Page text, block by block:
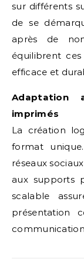
sur différents
de se
après de
équilibrent
efficace et
Adaptation
imprimés
La création
format
réseaux
aux supports
scalable
présentation